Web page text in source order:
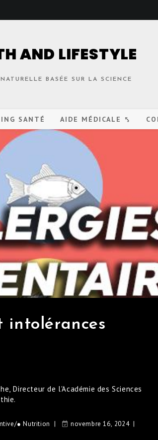
AND LIFESTYLE
BASÉE SUR LA SCIENCE
SANTÉ AIDE MÉDICALE ⤣
intolérances
Directeur de l'Académie des Sciences
/● Nutrition
novembre 16, 2024